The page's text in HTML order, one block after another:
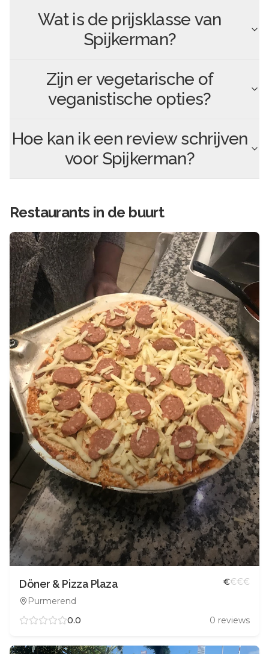
Wat is de prijsklasse van
Spijkerman?
Zijn er vegetarische of
veganistische opties?
Hoe kan ik een review schrijven
voor Spijkerman?
Restaurants in de buurt
Döner & Pizza Plaza
Purmerend
€€€€
0.0 0 reviews